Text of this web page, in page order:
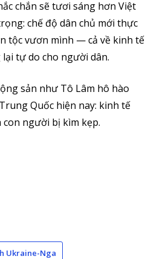
chắn sẽ tươi sáng hơn Việt
chế độ dân chủ mới thực
tộc vươn mình — cả về kinh tế
tự do cho người dân.
sản như Tô Lâm hô hào
Quốc hiện nay: kinh tế
người bị kìm kẹp.
Ukraine-Nga